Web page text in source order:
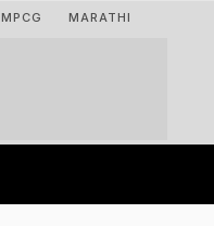
MPCG MARATHI